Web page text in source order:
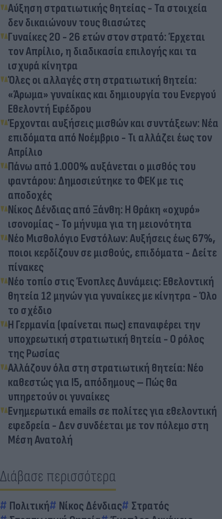
Αύξηση στρατιωτικής θητείας - Τα στοιχεία
δεν δικαιώνουν τους θιασώτες
Γυναίκες 20 - 26 ετών στον στρατό: Έρχεται
τον Απρίλιο, η διαδικασία επιλογής και τα
ισχυρά κίνητρα
Όλες οι αλλαγές στη στρατιωτική θητεία:
«Άρωμα» γυναίκας και δημιουργία του Ενεργού
Εθελοντή Εφέδρου
Έρχονται αυξήσεις μισθών και συντάξεων: Νέα
επιδόματα από Νοέμβριο - Τι αλλάζει έως τον
Απρίλιο
Πάνω από 1.000% αυξάνεται ο μισθός του
φαντάρου: Δημοσιεύτηκε το ΦΕΚ με τις
αποδοχές
Νίκος Δένδιας από Ξάνθη: Η Θράκη «οχυρό»
ισονομίας - Το μήνυμα για τη μειονότητα
Νέο Μισθολόγιο Ενστόλων: Αυξήσεις έως 67%,
ποιοι κερδίζουν σε μισθούς, επιδόματα - Δείτε
πίνακες
Νέο τοπίο στις Ένοπλες Δυνάμεις: Εθελοντική
θητεία 12 μηνών για γυναίκες με κίνητρα - Όλο
το σχέδιο
Η Γερμανία (φαίνεται πως) επαναφέρει την
υποχρεωτική στρατιωτική θητεία - Ο ρόλος
της Ρωσίας
Αλλάζουν όλα στη στρατιωτική θητεία: Νέο
καθεστώς για Ι5, απόδημους – Πώς θα
υπηρετούν οι γυναίκες
Ενημερωτικά emails σε πολίτες για εθελοντική
εφεδρεία - Δεν συνδέεται με τον πόλεμο στη
Μέση Ανατολή
Διάβασε περισσότερα
Πολιτική Νίκος Δένδιας
Στρατός